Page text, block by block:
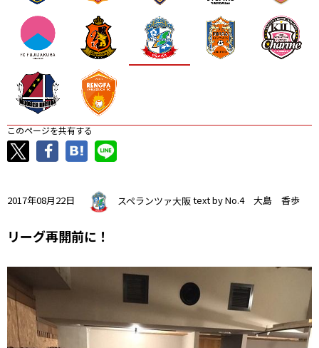
このページを共有する
2017年08月22日 スペランツァ大阪text by No.4 大島 香歩
リーグ再開前に！